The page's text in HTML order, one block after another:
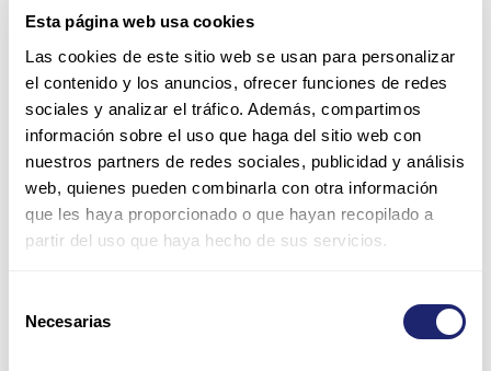
Esta página web usa cookies
Las cookies de este sitio web se usan para personalizar
el contenido y los anuncios, ofrecer funciones de redes
sociales y analizar el tráfico. Además, compartimos
información sobre el uso que haga del sitio web con
nuestros partners de redes sociales, publicidad y análisis
web, quienes pueden combinarla con otra información
que les haya proporcionado o que hayan recopilado a
partir del uso que haya hecho de sus servicios.
Necesarias
Name*